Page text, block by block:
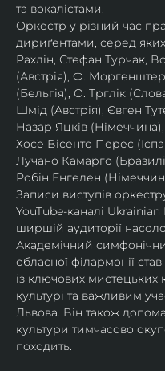
та вокалістами.
Оркестр у різний час
дириґентами, серед
Рахлін, Стефан Турчак,
(Австрія), Ф.
(Бельгія), О. Трглік
Шмід (Австрія), Євген
Назар Яцків
Хосе Вісенто Перес
Лучано Камарго
Робін Енгелен
Записи виступів
YouTube-каналі
ширшій аудиторії
Академічний
обласної філармонії
із ключових мистецьких
культурі та важливим
Львова. Він також
культури тимчасово
походить.